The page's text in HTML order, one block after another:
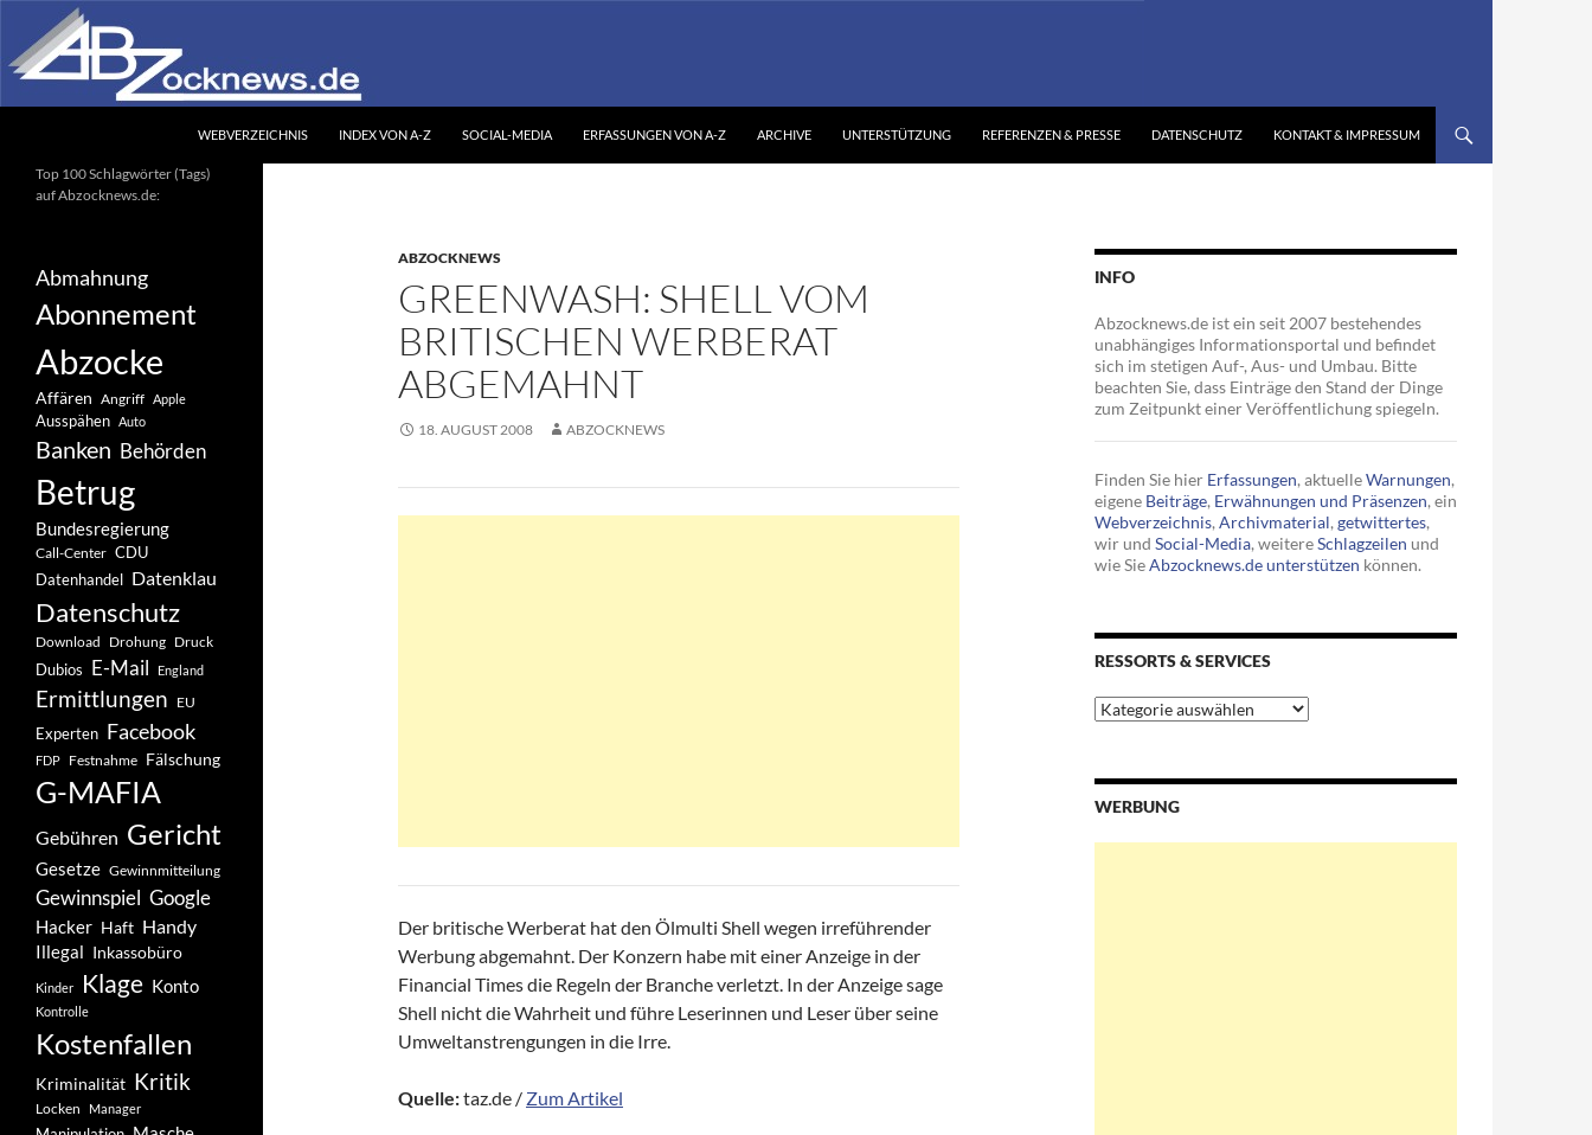
Inhalt
springen
WEBVERZEICHNIS INDEX VON A-Z SOCIAL-MEDIA ERFASSUNGEN VON A-Z ARCHIVE UNTERSTÜTZUNG REFERENZEN & PRESSE DATENSCHUTZ KONTAKT & IMPRESSUM
ABZOCKNEWS
GREENWASH: SHELL VOM
BRITISCHEN WERBERAT
ABGEMAHNT
18. AUGUST 2008 ABZOCKNEWS
Der britische Werberat hat den Ölmulti Shell wegen irreführender
Werbung abgemahnt. Der Konzern habe mit einer Anzeige in der
Financial Times die Regeln der Branche verletzt. In der Anzeige sage
Shell nicht die Wahrheit und führe Leserinnen und Leser über seine
Umweltanstrengungen in die Irre.
Quelle:taz.de / Zum Artikel
INFO
Abzocknews.de ist ein seit 2007 bestehendes
unabhängiges Informationsportal und befindet
sich im stetigen Auf-, Aus- und Umbau. Bitte
beachten Sie, dass Einträge den Stand der Dinge
zum Zeitpunkt einer Veröffentlichung spiegeln.
Finden Sie hier Erfassungen, aktuelleWarnungen,
eigene Beiträge, Erwähnungen und Präsenzen, ein
Webverzeichnis, Archivmaterial, getwittertes,
wir und Social-Media, weitereSchlagzeilen und
wie SieAbzocknews.de unterstützen können.
RESSORTS & SERVICES
Ressorts
&
WERBUNG
Ihr unabhängiges
Informationsportal
Top 100 Schlagwörter (Tags)
auf Abzocknews.de:
Abmahnung
Abonnement
Abzocke
Affären Angriff Apple
Ausspähen Auto
Banken Behörden
Betrug
Bundesregierung
Call-Center CDU
Datenhandel Datenklau
Datenschutz
Download Drohung Druck
Dubios E-Mail England
Ermittlungen EU
Experten Facebook
FDP Festnahme Fälschung
G-MAFIA
Gebühren Gericht
Gesetze Gewinnmitteilung
Gewinnspiel Google
Hacker Haft Handy
Illegal Inkassobüro
Kinder Klage Konto
Kontrolle
Kostenfallen
Kriminalität Kritik
Locken Manager